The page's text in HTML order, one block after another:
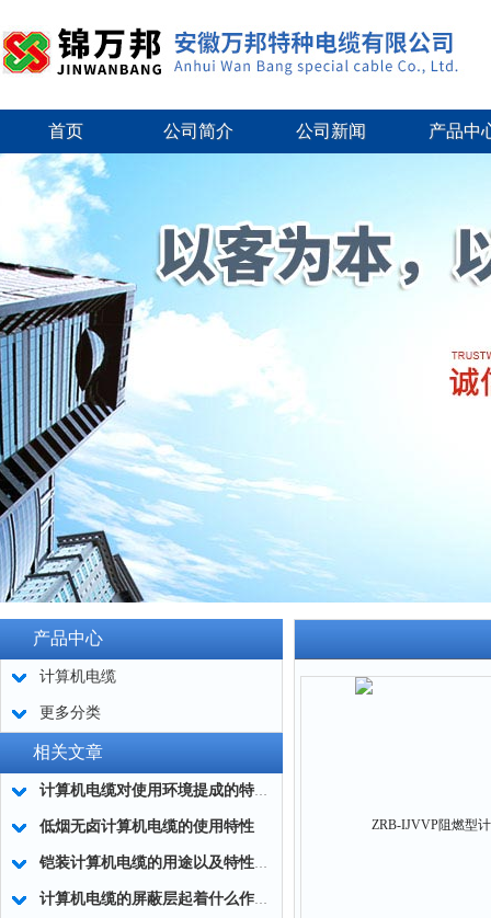
首页 公司简介 公司新闻 产品中
产品中心
计算机电缆
更多分类
相关文章
计算机电缆对使用环境提成的特殊要求
​低烟无卤计算机电缆的使用特性
铠装计算机电缆的用途以及特性有哪些？
计算机电缆的屏蔽层起着什么作用？